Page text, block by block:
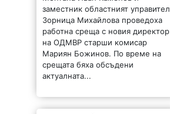
заместник областният управител
Зорница Михайлова проведоха
работна среща с новия директор
на ОДМВР старши комисар
Мариян Божинов. По време на
срещата бяха обсъдени
актуалната...